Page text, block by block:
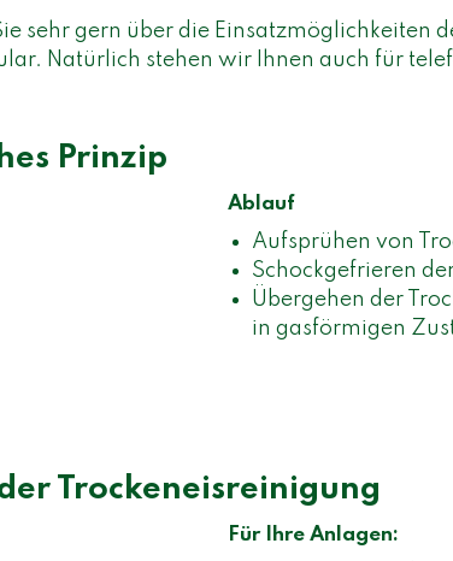
sehr gern über die Einsatzmöglichkeiten
Natürlich stehen wir Ihnen auch für
Prinzip
Ablauf
Aufsprühen von
Schockgefrieren
Übergehen der
in gasförmigen
Trockeneisreinigung
Für Ihre Anlagen: